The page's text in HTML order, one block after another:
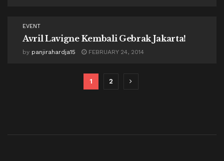
EVENT
Avril Lavigne Kembali Gebrak Jakarta!
by panjirahardja15 FEBRUARY 24, 2014
1 2